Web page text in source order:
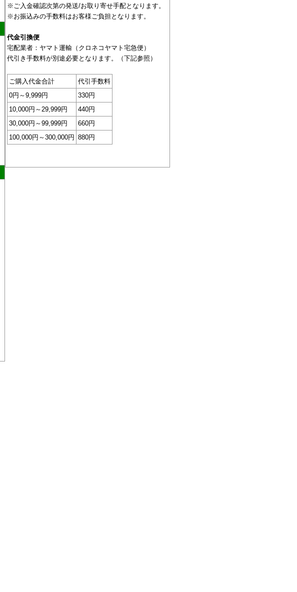
※ご入金確認次第の発送/お取り寄せ手配となります。
※お振込みの手数料はお客様ご負担となります。
代金引換便
宅配業者：ヤマト運輸（クロネコヤマト宅急便）
代引き手数料が別途必要となります。（下記参照）
ご購入代金合計
代引手数料
0円～9,999円
330円
10,000円～29,999円
440円
30,000円～99,999円
660円
100,000円～300,000円 880円